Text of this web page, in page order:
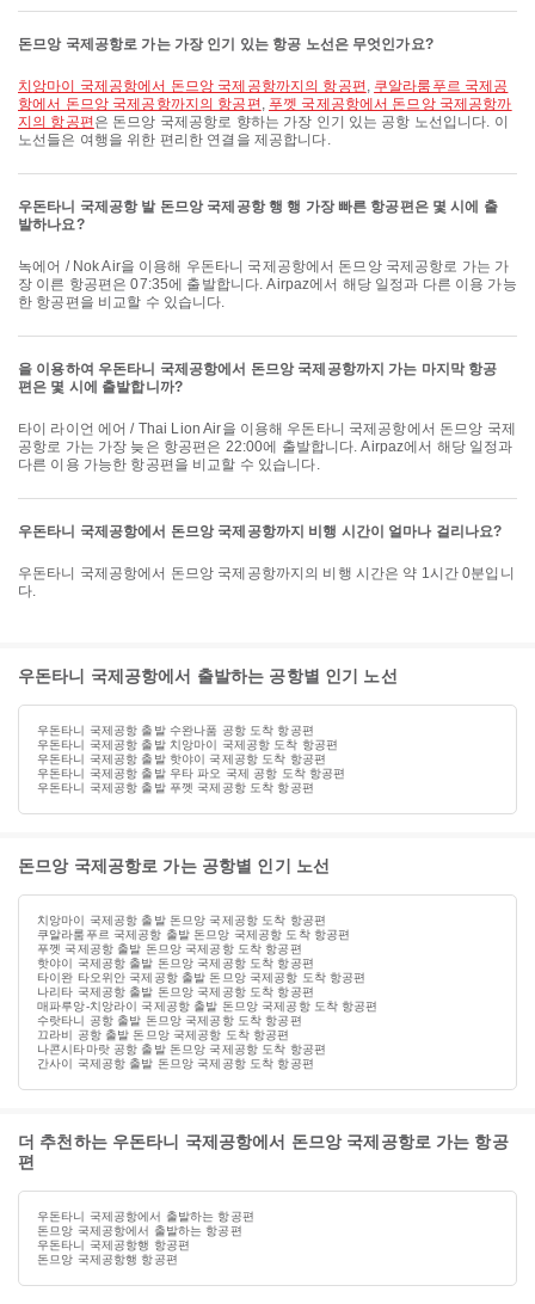
돈므앙 국제공항로 가는 가장 인기 있는 항공 노선은 무엇인가요?
치앙마이 국제공항에서 돈므앙 국제공항까지의 항공편 , 쿠알라룸푸르 국제공
항에서 돈므앙 국제공항까지의 항공편 , 푸껫 국제공항에서 돈므앙 국제공항까
지의 항공편 은 돈므앙 국제공항로 향하는 가장 인기 있는 공항 노선입니다. 이
노선들은 여행을 위한 편리한 연결을 제공합니다.
우돈타니 국제공항 발 돈므앙 국제공항 행 행 가장 빠른 항공편은 몇 시에 출
발하나요?
녹에어 / Nok Air을 이용해 우돈타니 국제공항에서 돈므앙 국제공항로 가는 가
장 이른 항공편은 07:35에 출발합니다. Airpaz에서 해당 일정과 다른 이용 가능
한 항공편을 비교할 수 있습니다.
을 이용하여 우돈타니 국제공항에서 돈므앙 국제공항까지 가는 마지막 항공
편은 몇 시에 출발합니까?
타이 라이언 에어 / Thai Lion Air을 이용해 우돈타니 국제공항에서 돈므앙 국제
공항로 가는 가장 늦은 항공편은 22:00에 출발합니다. Airpaz에서 해당 일정과
다른 이용 가능한 항공편을 비교할 수 있습니다.
우돈타니 국제공항에서 돈므앙 국제공항까지 비행 시간이 얼마나 걸리나요?
우돈타니 국제공항에서 돈므앙 국제공항까지의 비행 시간은 약 1시간 0분입니
다.
우돈타니 국제공항에서 출발하는 공항별 인기 노선
우돈타니 국제공항 출발 수완나품 공항 도착 항공편
우돈타니 국제공항 출발 치앙마이 국제공항 도착 항공편
우돈타니 국제공항 출발 핫야이 국제공항 도착 항공편
우돈타니 국제공항 출발 우타 파오 국제 공항 도착 항공편
우돈타니 국제공항 출발 푸껫 국제공항 도착 항공편
돈므앙 국제공항로 가는 공항별 인기 노선
치앙마이 국제공항 출발 돈므앙 국제공항 도착 항공편
쿠알라룸푸르 국제공항 출발 돈므앙 국제공항 도착 항공편
푸껫 국제공항 출발 돈므앙 국제공항 도착 항공편
핫야이 국제공항 출발 돈므앙 국제공항 도착 항공편
타이완 타오위안 국제공항 출발 돈므앙 국제공항 도착 항공편
나리타 국제공항 출발 돈므앙 국제공항 도착 항공편
매파루앙-치앙라이 국제공항 출발 돈므앙 국제공항 도착 항공편
수랏타니 공항 출발 돈므앙 국제공항 도착 항공편
끄라비 공항 출발 돈므앙 국제공항 도착 항공편
나콘시타마랏 공항 출발 돈므앙 국제공항 도착 항공편
간사이 국제공항 출발 돈므앙 국제공항 도착 항공편
더 추천하는 우돈타니 국제공항에서 돈므앙 국제공항로 가는 항공
편
우돈타니 국제공항에서 출발하는 항공편
돈므앙 국제공항에서 출발하는 항공편
우돈타니 국제공항행 항공편
돈므앙 국제공항행 항공편